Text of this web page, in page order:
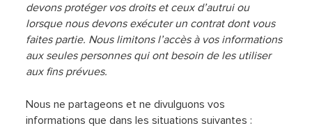
devons protéger vos droits et ceux d’autrui ou
lorsque nous devons exécuter un contrat dont vous
faites partie. Nous limitons l’accès à vos informations
aux seules personnes qui ont besoin de les utiliser
aux fins prévues.
Nous ne partageons et ne divulguons vos
informations que dans les situations suivantes :